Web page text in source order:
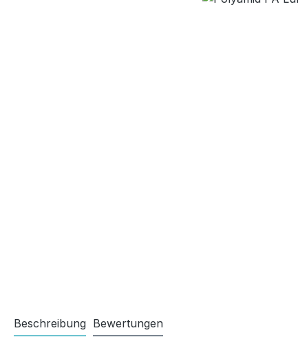
Beschreibung Bewertungen